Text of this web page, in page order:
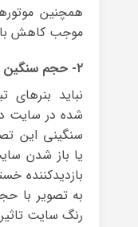
همچنین
موجب کاهش
۲- حجم سنگین تصاویر تبلیغاتی
نباید
شده در سایت
سنگینی این
یا باز شدن
بازدیدکننده
به تصویر با
رنگ سایت